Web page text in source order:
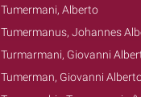
Tumermani, Alberto
Tumermanus, Johannes
Turmarmani, Giovanni
Tumerman, Giovanni